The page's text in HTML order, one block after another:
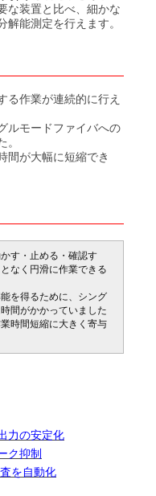
な装置と比べ、細かな
能測定を行えます。
る作業が連続的に行え
ルモードファイバへの
間が大幅に短縮でき
す・止める・確認す
なく円滑に作業できる
を得るために、シング
間がかかっていました
時間短縮に大きく寄与
力の安定化
ク抑制
を自動化